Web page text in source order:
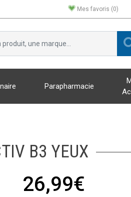
Mes favoris (0)
Parapharmacie
B3 YEUX
26,99€